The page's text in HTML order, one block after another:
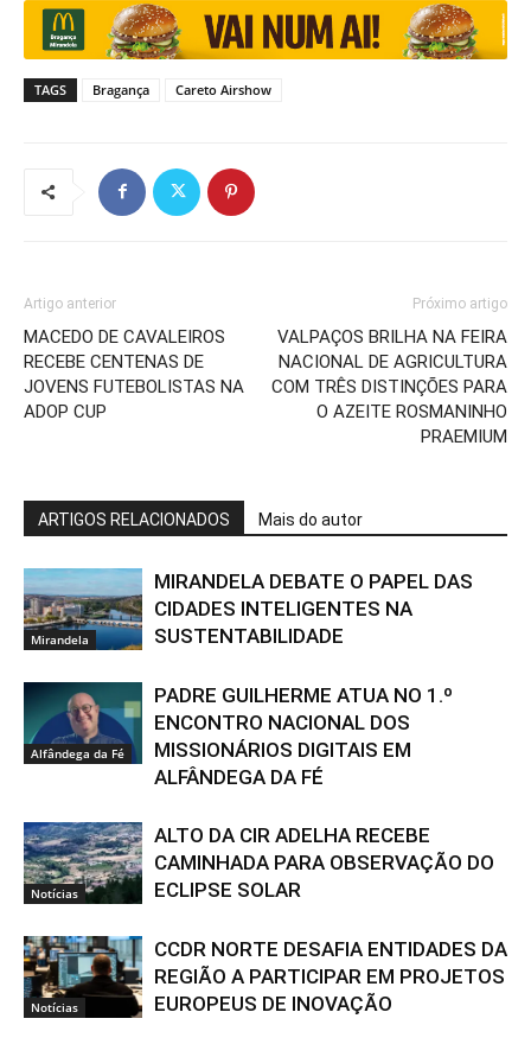
TAGS Bragança Careto Airshow
Artigo anterior
MACEDO DE CAVALEIROS
RECEBE CENTENAS DE
JOVENS FUTEBOLISTAS NA
ADOP CUP
Próximo artigo
VALPAÇOS BRILHA NA FEIRA
NACIONAL DE AGRICULTURA
COM TRÊS DISTINÇÕES PARA
O AZEITE ROSMANINHO
PRAEMIUM
ARTIGOS RELACIONADOS Mais do autor
Mirandela
MIRANDELA DEBATE O PAPEL DAS
CIDADES INTELIGENTES NA
SUSTENTABILIDADE
Alfândega da Fé
PADRE GUILHERME ATUA NO 1.º
ENCONTRO NACIONAL DOS
MISSIONÁRIOS DIGITAIS EM
ALFÂNDEGA DA FÉ
Notícias
ALTO DA CIR ADELHA RECEBE
CAMINHADA PARA OBSERVAÇÃO DO
ECLIPSE SOLAR
Notícias
CCDR NORTE DESAFIA ENTIDADES DA
REGIÃO A PARTICIPAR EM PROJETOS
EUROPEUS DE INOVAÇÃO